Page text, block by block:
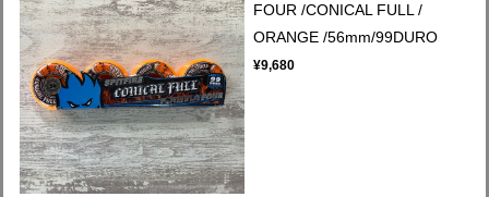
FOUR /CONICAL FULL /
ORANGE /56mm/99DURO
¥9,680